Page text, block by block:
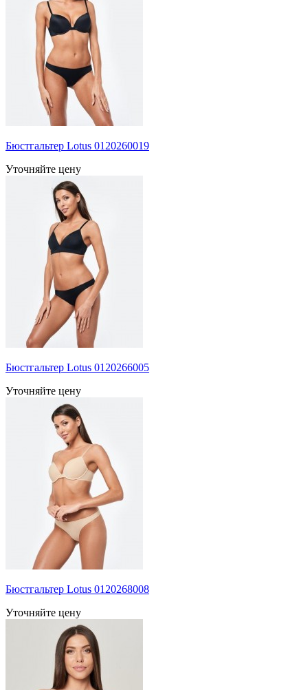
Бюстгальтер Lotus 0120260019
Уточняйте цену
Бюстгальтер Lotus 0120266005
Уточняйте цену
Бюстгальтер Lotus 0120268008
Уточняйте цену